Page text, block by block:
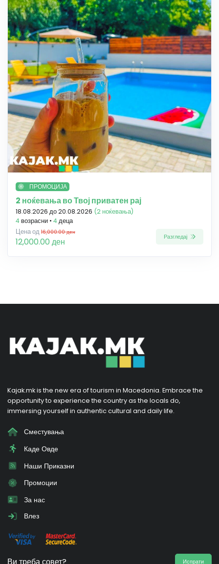
ПРОМОЦИЈА
2 ноќевања во Твој приватен рај
18.08.2026 до 20.08.2026 (2 ноќевања)
4 возрасни • 4деца
Цена од 16,000.00 ден
12,000.00 ден Разгледај
Kajak.mk is the new era of tourism in Macedonia. Embrace the
opportunity to experience the country as the locals do,
immersing yourself in authentic cultural and daily life.
Сместувања
Каде Овде
Наши Приказни
Промоции
За нас
Влез
Ви треба совет? Испрати